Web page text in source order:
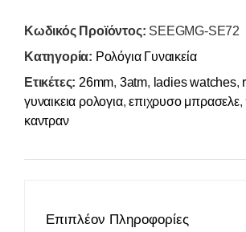
Κωδικός Προϊόντος: SEEGMG-SE72
Κατηγορία: Ρολόγια Γυναικεία
Ετικέτες: 26mm, 3atm, ladies watches,
γυναικεια ρολογια,επιχρυσο μπρασελε,
καντραν
Επιπλέον Πληροφορίες